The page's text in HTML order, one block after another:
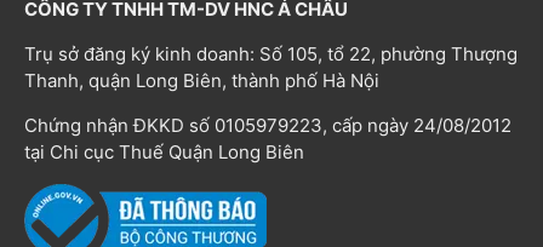
CÔNG TY TNHH TM-DV HNC Á CHÂU
Trụ sở đăng ký kinh doanh: Số 105, tổ 22, phường Thượng
Thanh, quận Long Biên, thành phố Hà Nội
Chứng nhận ĐKKD số 0105979223, cấp ngày 24/08/2012
tại Chi cục Thuế Quận Long Biên